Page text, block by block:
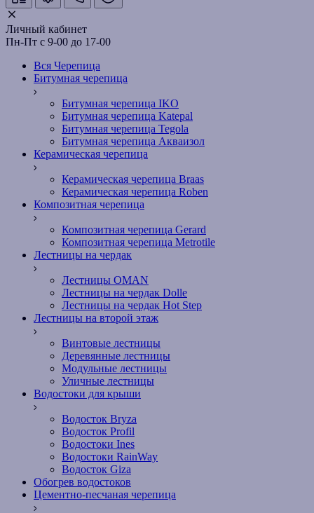
Личный кабинет
Пн-Пт с 9-00 до 17-00
Вся Черепица
Битумная черепица
Битумная черепица IKO
Битумная черепица Katepal
Битумная черепица Tegola
Битумная черепица Акваизол
Керамическая черепица
Керамическая черепица Braas
Керамическая черепица Roben
Композитная черепица
Композитная черепица Gerard
Композитная черепица Metrotile
Лестницы на чердак
Лестницы OMAN
Лестницы на чердак Dolle
Лестницы на чердак Hot Step
Лестницы на второй этаж
Винтовые лестницы
Деревянные лестницы
Модульные лестницы
Уличные лестницы
Водостоки для крыши
Водосток Bryza
Водосток Profil
Водостоки Ines
Водостоки RainWay
Водосток Giza
Обогрев водостоков
Цементно-песчаная черепица